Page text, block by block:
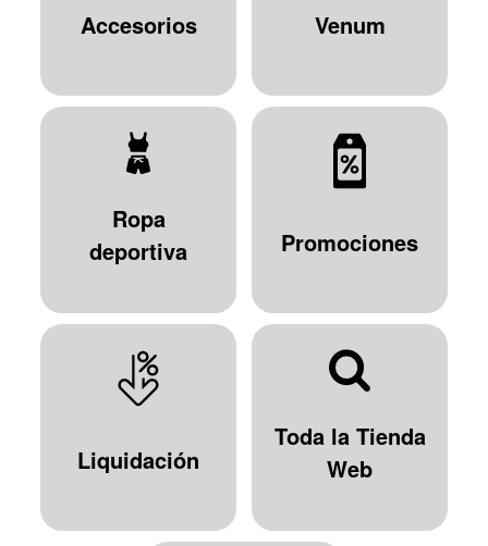
Accesorios Venum
Ropa
deportiva
Promociones
Liquidación
Toda la Tienda
Web